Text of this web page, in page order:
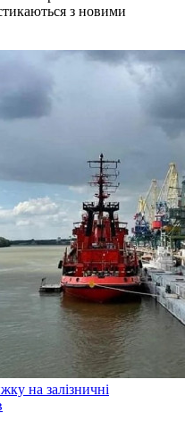
з новими
на залізничні